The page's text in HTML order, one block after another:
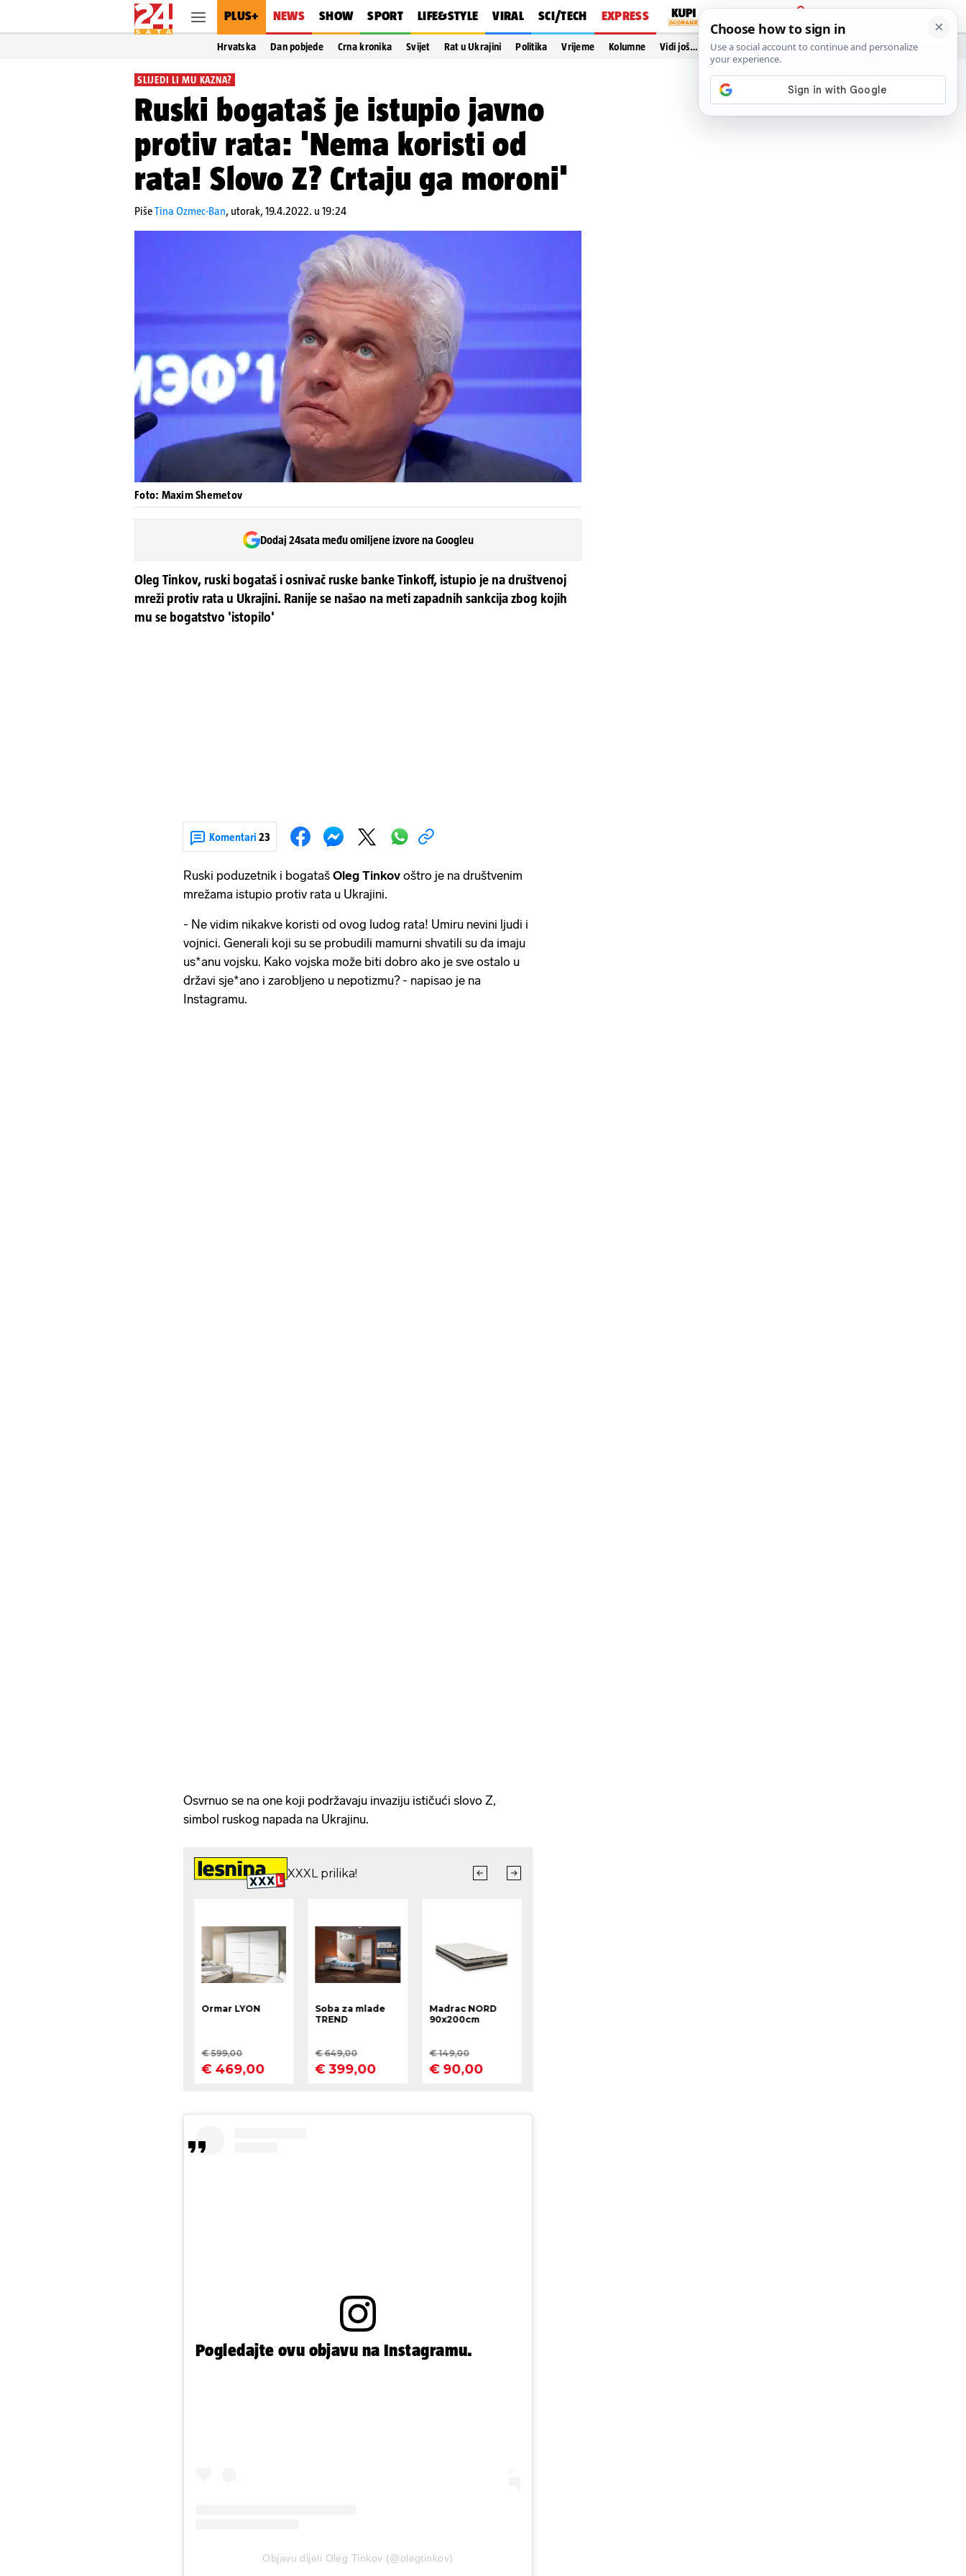
PLUS+ NEWS SHOW SPORT LIFE&STYLE VIRAL SCI/TECH EXPRESS
PRIJAVA
Hrvatska Dan pobjede Crna kronika Svijet Rat u Ukrajini Politika Vrijeme Kolumne Vidi još…
SLIJEDI LI MU KAZNA?
Ruski bogataš je istupio javno
protiv rata: 'Nema koristi od
rata! Slovo Z? Crtaju ga moroni'
PišeTina Ozmec-Ban, utorak, 19.4.2022. u 19:24
Foto: Maxim Shemetov
Dodaj 24sata među omiljene izvore na Googleu
Oleg Tinkov, ruski bogataš i osnivač ruske banke Tinkoff, istupio je na društvenoj
mreži protiv rata u Ukrajini. Ranije se našao na meti zapadnih sankcija zbog kojih
mu se bogatstvo 'istopilo'
Komentari 23
Ruski poduzetnik i bogataš Oleg Tinkov oštro je na društvenim
mrežama istupio protiv rata u Ukrajini.
- Ne vidim nikakve koristi od ovog ludog rata! Umiru nevini ljudi i
vojnici. Generali koji su se probudili mamurni shvatili su da imaju
us*anu vojsku. Kako vojska može biti dobro ako je sve ostalo u
državi sje*ano i zarobljeno u nepotizmu? - napisao je na
Instagramu.
Osvrnuo se na one koji podržavaju invaziju ističući slovo Z,
simbol ruskog napada na Ukrajinu.
Pogledajte ovu objavu na Instagramu.
Objavu dijeli Oleg Tinkov (@olegtinkov)